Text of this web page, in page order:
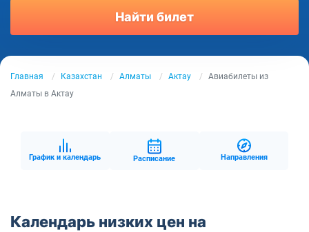
Найти билет
Главная Казахстан Алматы Актау
Авиабилеты из
Алматы в Актау
График и календарь Расписание Направления
Календарь низких цен на